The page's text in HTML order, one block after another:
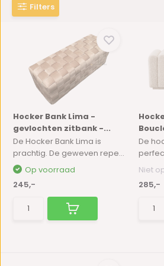
Filters
Hocker Bank Lima -
gevlochten zitbank -...
De Hocker Bank Lima is
prachtig. De geweven repe...
Op voorraad
245,-
De
Niet
285,-